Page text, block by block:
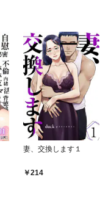
妻、交換します１
214